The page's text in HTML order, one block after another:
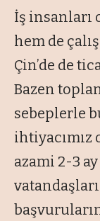
İş insanları
hem de
Çin’de de
Bazen
sebeplerle
ihtiyacımız
azami 2-3